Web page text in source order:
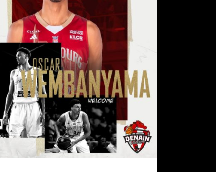
BIENVENUE OSCAR !
actualités pro b